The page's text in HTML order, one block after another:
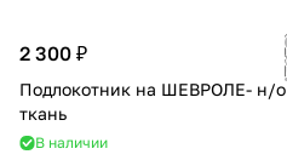
2 300 ₽
Подлокотник на ШЕВРОЛЕ- н/о
ткань
В наличии